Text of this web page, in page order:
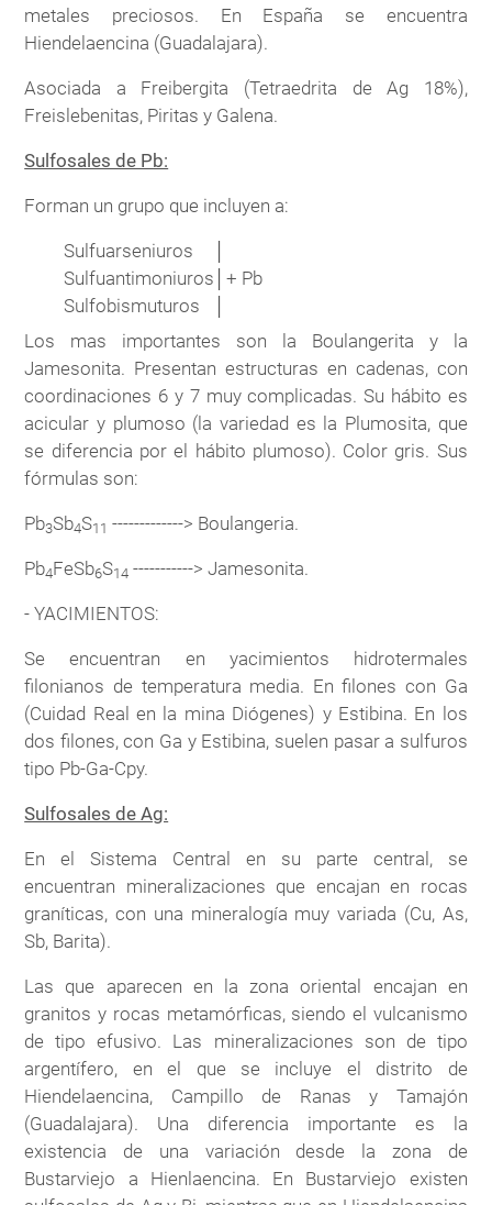
metales preciosos. En España se encuentra
Hiendelaencina (Guadalajara).
Asociada a Freibergita (Tetraedrita de Ag 18%),
Freislebenitas, Piritas y Galena.
Sulfosales de Pb:
Forman un grupo que incluyen a:
Sulfuarseniuros
Sulfuantimoniuros │+ Pb
Sulfobismuturos
Los mas importantes son la Boulangerita y la
Jamesonita. Presentan estructuras en cadenas, con
coordinaciones 6 y 7 muy complicadas. Su hábito es
acicular y plumoso (la variedad es la Plumosita, que
se diferencia por el hábito plumoso). Color gris. Sus
fórmulas son:
Pb3Sb4S11 -------------> Boulangeria.
Pb4FeSb6S14 -----------> Jamesonita.
- YACIMIENTOS:
Se encuentran en yacimientos hidrotermales
filonianos de temperatura media. En filones con Ga
(Cuidad Real en la mina Diógenes) y Estibina. En los
dos filones, con Ga y Estibina, suelen pasar a sulfuros
tipo Pb-Ga-Cpy.
Sulfosales de Ag:
En el Sistema Central en su parte central, se
encuentran mineralizaciones que encajan en rocas
graníticas, con una mineralogía muy variada (Cu, As,
Sb, Barita).
Las que aparecen en la zona oriental encajan en
granitos y rocas metamórficas, siendo el vulcanismo
de tipo efusivo. Las mineralizaciones son de tipo
argentífero, en el que se incluye el distrito de
Hiendelaencina, Campillo de Ranas y Tamajón
(Guadalajara). Una diferencia importante es la
existencia de una variación desde la zona de
Bustarviejo a Hienlaencina. En Bustarviejo existen